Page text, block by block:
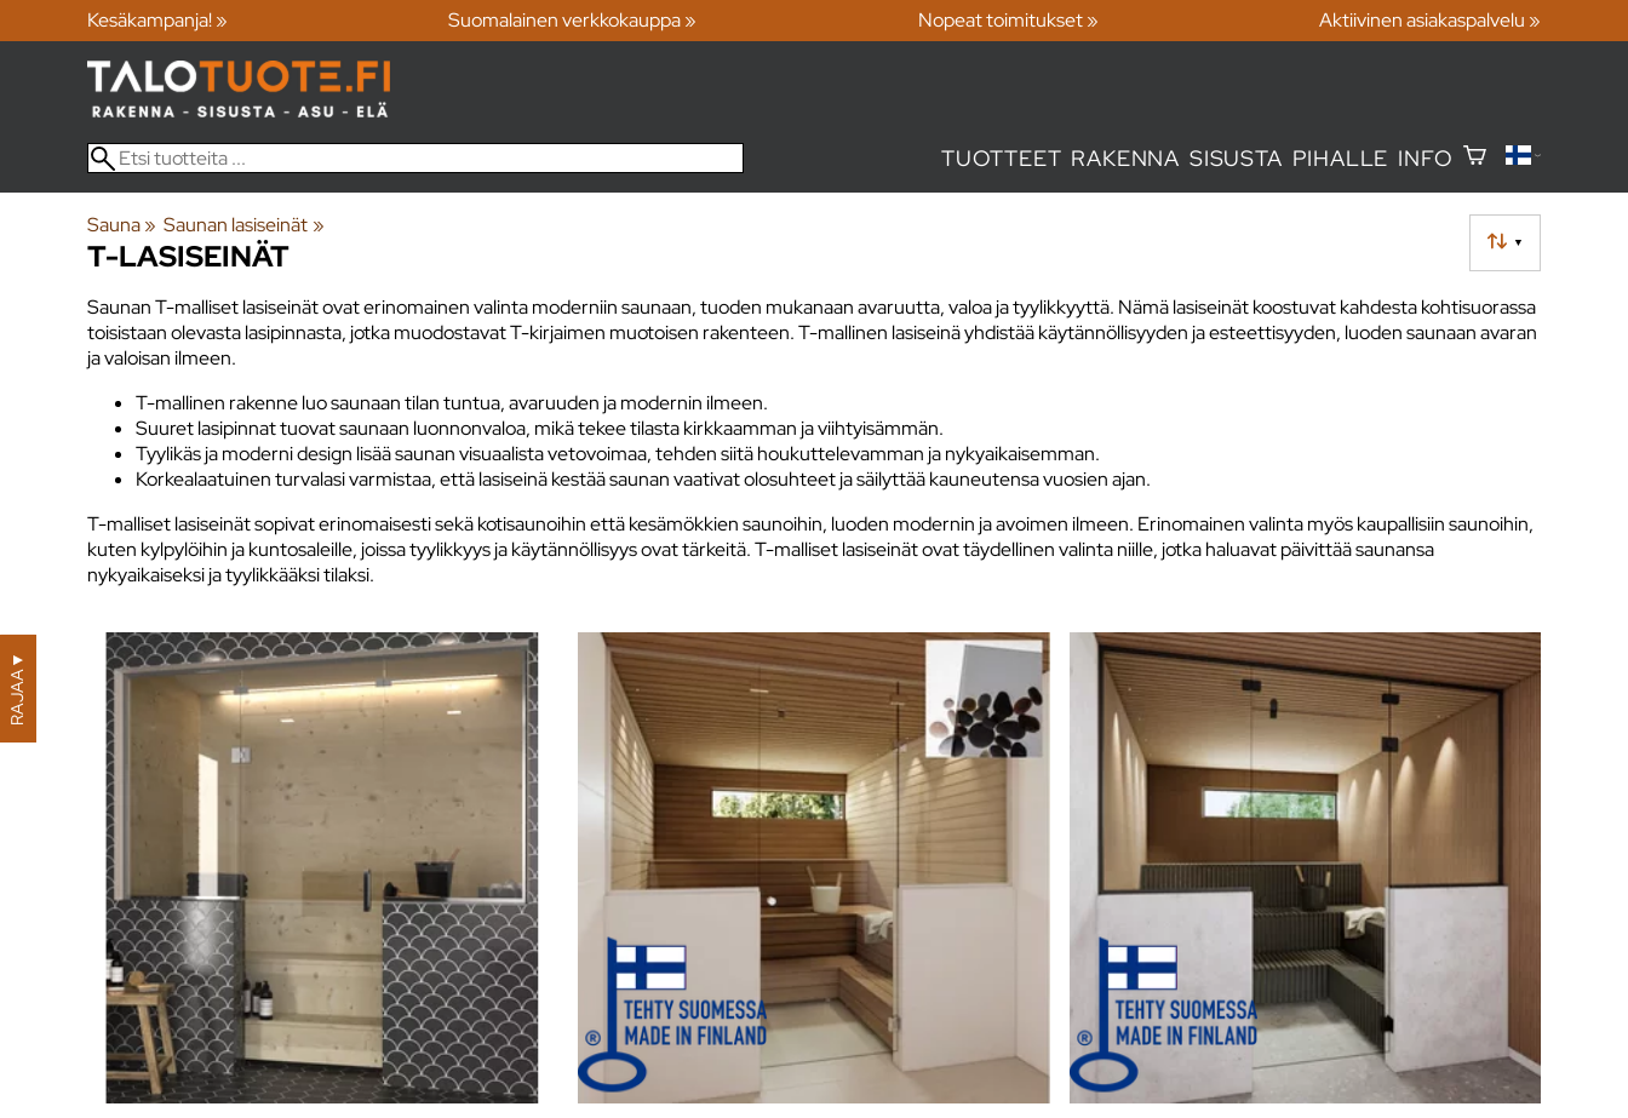
Kesäkampanja! » Suomalainen verkkokauppa » Nopeat toimitukset » Aktiivinen asiakaspalvelu »
TUOTTEET RAKENNA SISUSTA PIHALLE INFO
Sauna‪» Saunan lasiseinät ‪»
▼
T-LASISEINÄT
Saunan T-malliset lasiseinät ovat erinomainen valinta moderniin saunaan, tuoden mukanaan avaruutta, valoa ja tyylikkyyttä. Nämä lasiseinät koostuvat kahdesta kohtisuorassa
toisistaan olevasta lasipinnasta, jotka muodostavat T-kirjaimen muotoisen rakenteen. T-mallinen lasiseinä yhdistää käytännöllisyyden ja esteettisyyden, luoden saunaan avaran
ja valoisan ilmeen.
T-mallinen rakenne luo saunaan tilan tuntua, avaruuden ja modernin ilmeen.
Suuret lasipinnat tuovat saunaan luonnonvaloa, mikä tekee tilasta kirkkaamman ja viihtyisämmän.
Tyylikäs ja moderni design lisää saunan visuaalista vetovoimaa, tehden siitä houkuttelevamman ja nykyaikaisemman.
Korkealaatuinen turvalasi varmistaa, että lasiseinä kestää saunan vaativat olosuhteet ja säilyttää kauneutensa vuosien ajan.
T-malliset lasiseinät sopivat erinomaisesti sekä kotisaunoihin että kesämökkien saunoihin, luoden modernin ja avoimen ilmeen. Erinomainen valinta myös kaupallisiin saunoihin,
kuten kylpylöihin ja kuntosaleille, joissa tyylikkyys ja käytännöllisyys ovat tärkeitä. T-malliset lasiseinät ovat täydellinen valinta niille, jotka haluavat päivittää saunansa
nykyaikaiseksi ja tyylikkääksi tilaksi.
RAJAA
▼